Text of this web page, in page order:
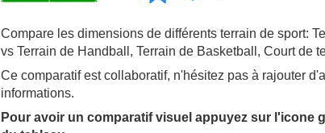
Compare les dimensions de différents terrain de sport:
vs Terrain de Handball, Terrain de Basketball, Court de
Ce comparatif est collaboratif, n'hésitez pas à rajouter
informations.
Pour avoir un comparatif visuel appuyez sur l'icone